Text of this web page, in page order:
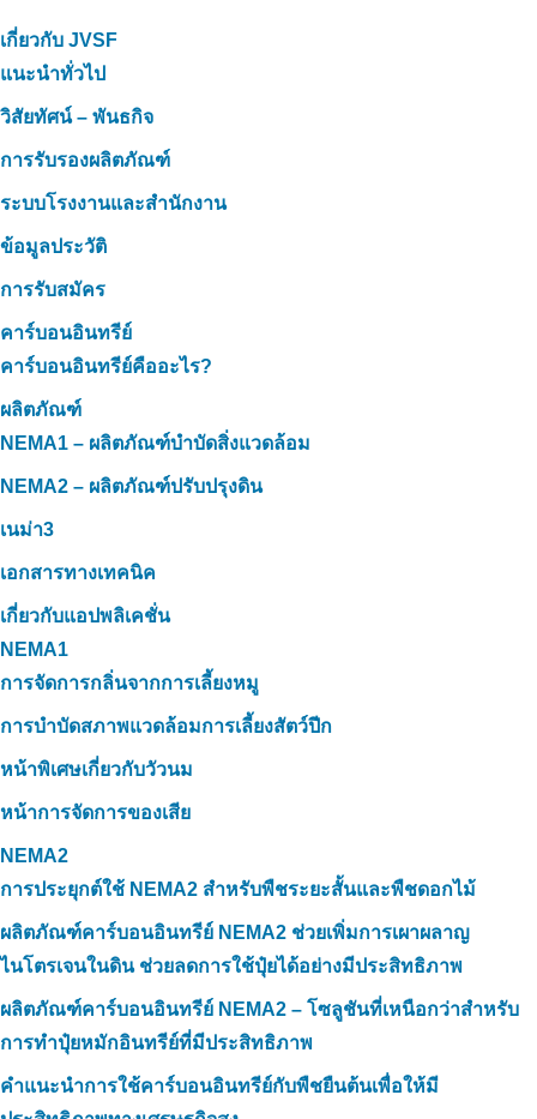
เกี่ยวกับ JVSF
แนะนำทั่วไป
วิสัยทัศน์ – พันธกิจ
การรับรองผลิตภัณฑ์
ระบบโรงงานและสำนักงาน
ข้อมูลประวัติ
การรับสมัคร
คาร์บอนอินทรีย์
คาร์บอนอินทรีย์คืออะไร?
ผลิตภัณฑ์
NEMA1 – ผลิตภัณฑ์บำบัดสิ่งแวดล้อม
NEMA2 – ผลิตภัณฑ์ปรับปรุงดิน
เนม่า3
เอกสารทางเทคนิค
เกี่ยวกับแอปพลิเคชั่น
NEMA1
การจัดการกลิ่นจากการเลี้ยงหมู
การบำบัดสภาพแวดล้อมการเลี้ยงสัตว์ปีก
หน้าพิเศษเกี่ยวกับวัวนม
หน้าการจัดการของเสีย
NEMA2
การประยุกต์ใช้ NEMA2 สำหรับพืชระยะสั้นและพืชดอกไม้
ผลิตภัณฑ์คาร์บอนอินทรีย์ NEMA2 ช่วยเพิ่มการเผาผลาญ
ไนโตรเจนในดิน ช่วยลดการใช้ปุ๋ยได้อย่างมีประสิทธิภาพ
ผลิตภัณฑ์คาร์บอนอินทรีย์ NEMA2 – โซลูชันที่เหนือกว่าสำหรับ
การทำปุ๋ยหมักอินทรีย์ที่มีประสิทธิภาพ
คำแนะนำการใช้คาร์บอนอินทรีย์กับพืชยืนต้นเพื่อให้มี